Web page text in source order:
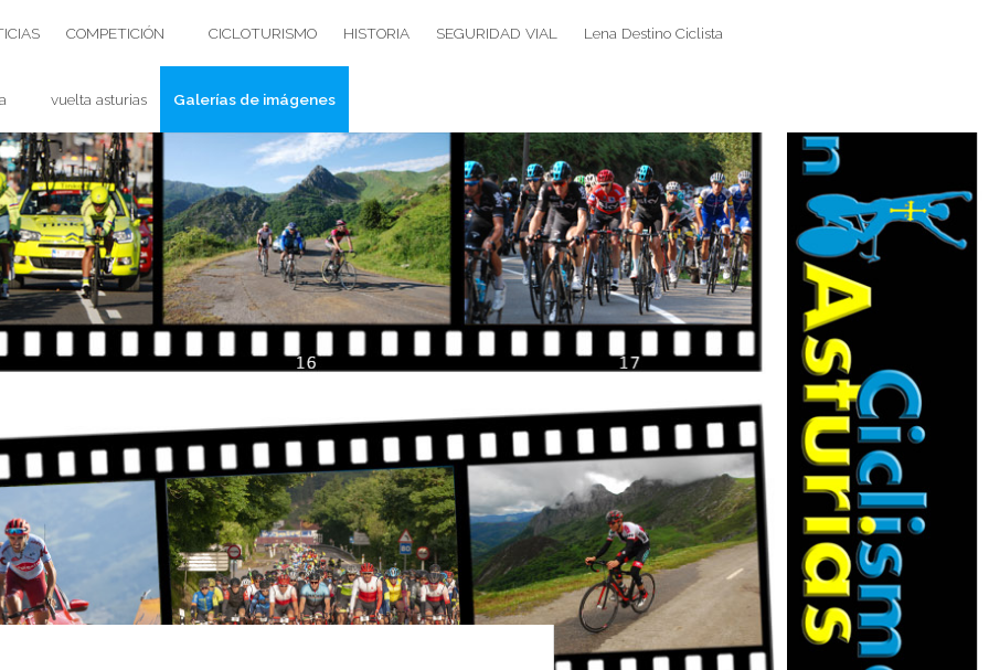
COMPETICIÓN CICLOTURISMO HISTORIA SEGURIDAD VIAL Lena Destino Ciclista
vuelta asturias Galerías de imágenes